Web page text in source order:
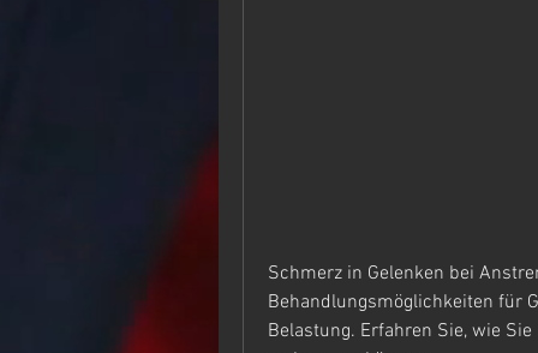
Schmerz in Gelenken bei
Behandlungsmöglichkeiten für
Belastung. Erfahren Sie, wie